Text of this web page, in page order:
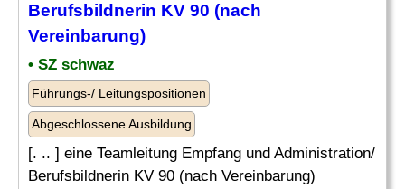
Berufsbildnerin KV 90 (nach
Vereinbarung)
• SZ schwaz
Führungs-/ Leitungspositionen
Abgeschlossene Ausbildung
[. .. ] eine Teamleitung Empfang und Administration/
Berufsbildnerin KV 90 (nach Vereinbarung)